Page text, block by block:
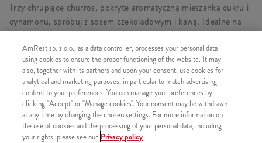
Trzy chrupiące churros, pokryte aromatyczną mieszanką cukru i
cynamonu, spróbuj z sosem czekoladowym i kawą. Idealne na
słodką przekąskę!
SKŁADA SIĘ Z
1x Churros z sosem czekoladowym 3 szt.
1x Kawa Americano 200ml
AmRest sp. z o.o., as a data controller, processes your personal data
using cookies to ensure the proper functioning of the website. It may
also, together with its partners and upon your consent, use cookies for
analytical and marketing purposes, in particular to match advertising
content to your preferences. You can manage your preferences by
clicking "Accept" or "Manage cookies". Your consent may be withdrawn
at any time by changing the chosen settings. For more information on
the use of cookies and the processing of your personal data, including
your rights, please see our Privacy policy